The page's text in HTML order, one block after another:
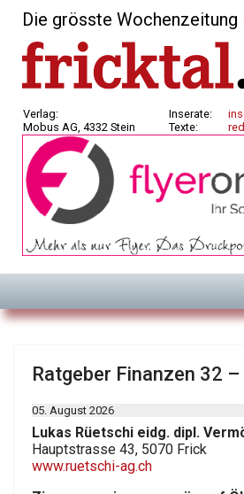
Die grösste
Verlag:
Mobus AG, 4332 Stein
Inserate:
Texte:
Ratgeber Finanzen 32
05. August 2026
Lukas Rüetschi eidg. dipl.
Hauptstrasse 43, 5070 Frick
www.ruetschi-ag.ch